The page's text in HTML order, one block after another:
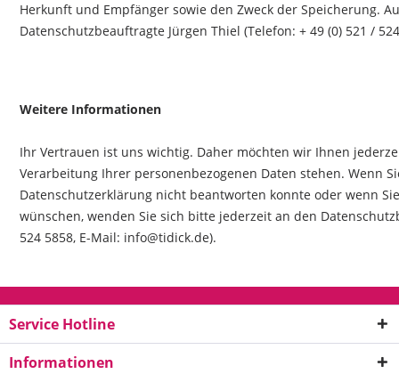
Herkunft und Empfänger sowie den Zweck der Speicherung.
Datenschutzbeauftragte Jürgen Thiel (Telefon: + 49 (0) 521 /
Weitere Informationen
Ihr Vertrauen ist uns wichtig. Daher möchten wir Ihnen
Verarbeitung Ihrer personenbezogenen Daten stehen. Wenn
Datenschutzerklärung nicht beantworten konnte oder wenn
wünschen, wenden Sie sich bitte jederzeit an den
524 5858, E-Mail: info@tidick.de).
Service Hotline
Informationen